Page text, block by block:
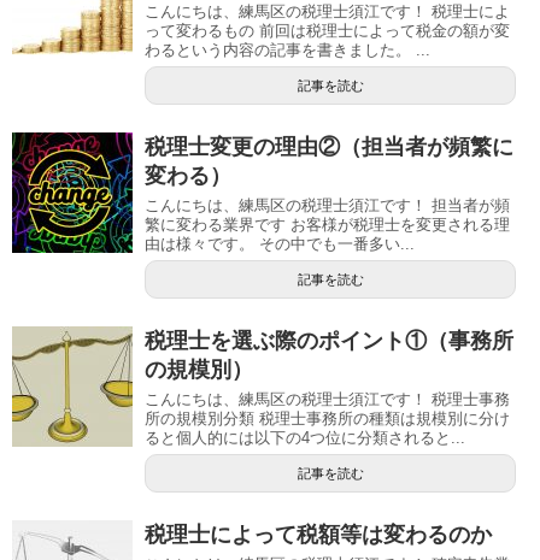
こんにちは、練馬区の税理士須江です！ 税理士によ
って変わるもの 前回は税理士によって税金の額が変
わるという内容の記事を書きました。 ...
記事を読む
税理士変更の理由②（担当者が頻繁に
変わる）
こんにちは、練馬区の税理士須江です！ 担当者が頻
繁に変わる業界です お客様が税理士を変更される理
由は様々です。 その中でも一番多い...
記事を読む
税理士を選ぶ際のポイント①（事務所
の規模別）
こんにちは、練馬区の税理士須江です！ 税理士事務
所の規模別分類 税理士事務所の種類は規模別に分け
ると個人的には以下の4つ位に分類されると...
記事を読む
税理士によって税額等は変わるのか